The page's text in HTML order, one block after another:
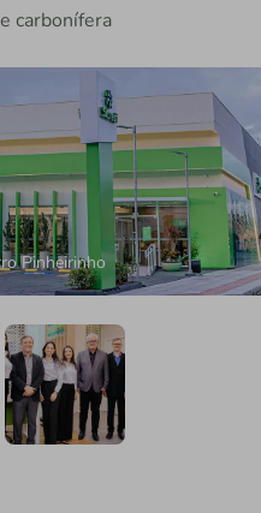
carbonífera
Pinheirinho